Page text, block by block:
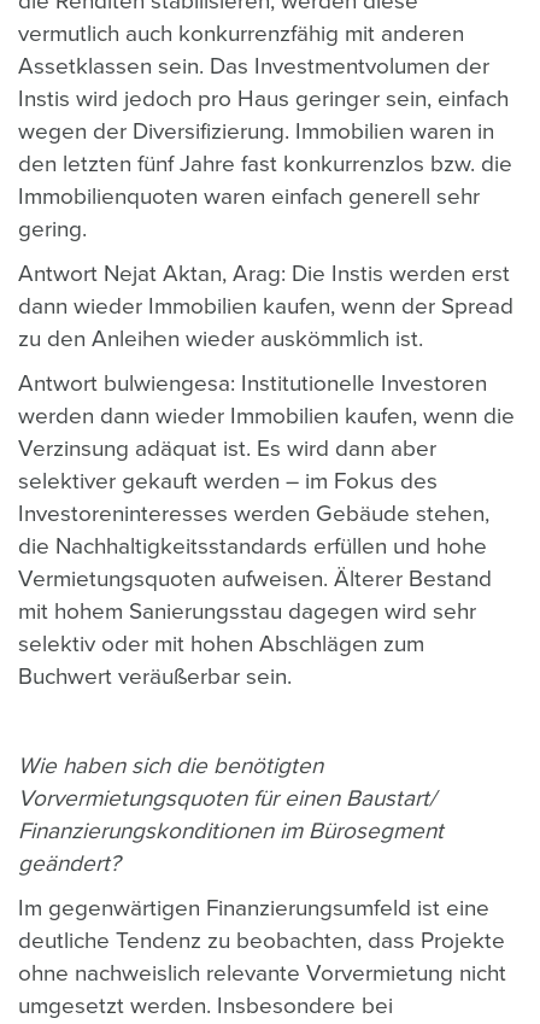
vermutlich auch konkurrenzfähig mit anderen
Assetklassen sein. Das Investmentvolumen der
Instis wird jedoch pro Haus geringer sein, einfach
wegen der Diversifizierung. Immobilien waren in
den letzten fünf Jahre fast konkurrenzlos bzw. die
Immobilienquoten waren einfach generell sehr
gering.
Antwort Nejat Aktan, Arag: Die Instis werden erst
dann wieder Immobilien kaufen, wenn der Spread
zu den Anleihen wieder auskömmlich ist.
Antwort bulwiengesa: Institutionelle Investoren
werden dann wieder Immobilien kaufen, wenn die
Verzinsung adäquat ist. Es wird dann aber
selektiver gekauft werden – im Fokus des
Investoreninteresses werden Gebäude stehen,
die Nachhaltigkeitsstandards erfüllen und hohe
Vermietungsquoten aufweisen. Älterer Bestand
mit hohem Sanierungsstau dagegen wird sehr
selektiv oder mit hohen Abschlägen zum
Buchwert veräußerbar sein.
Wie haben sich die benötigten
Vorvermietungsquoten für einen Baustart/
Finanzierungskonditionen im Bürosegment
geändert?
Im gegenwärtigen Finanzierungsumfeld ist eine
deutliche Tendenz zu beobachten, dass Projekte
ohne nachweislich relevante Vorvermietung nicht
umgesetzt werden. Insbesondere bei